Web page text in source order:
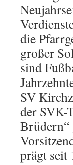
die
großer
sind
SV
der SVK-
Brüdern“
prägt seit